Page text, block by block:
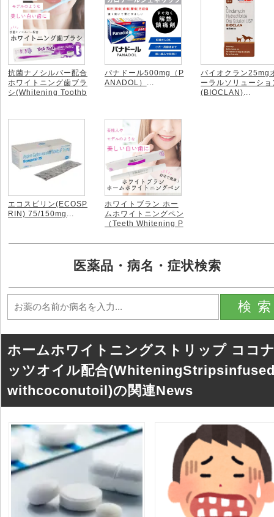
抗菌ナノシルバー配合
ホワイトニング歯ブラ
シ(Whitening Toothb
パナドール500mg（P
ANADOL）
バイオクラン25mg
ーラルソリューショ
(BIOCLAN)
エコスピリン(ECOSP
RIN) 75/150mg
ホワイトブラン ホー
ムホワイトニングペン
（Teeth Whitening P
医薬品・病名・症状検索
検
ホームホワイトニングストリップ ココ
ッツオイル配合
withcoconutoil)の関連News